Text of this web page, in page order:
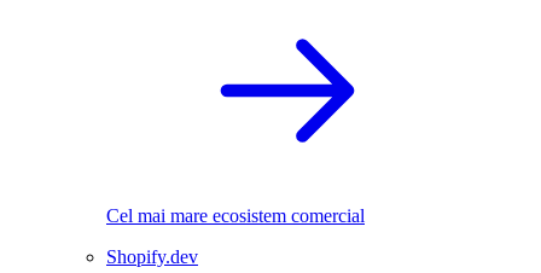
Cel mai mare ecosistem comercial
Shopify.dev